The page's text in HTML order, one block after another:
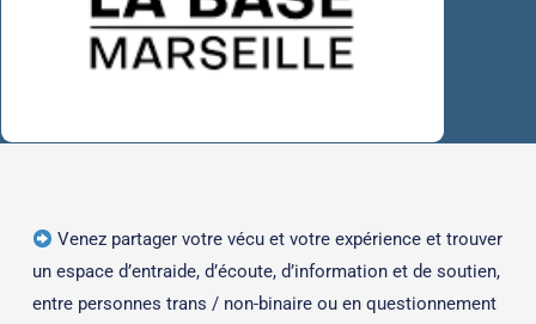
Venez partager votre vécu et votre expérience et trouver
un espace d’entraide, d’écoute, d’information et de soutien,
entre personnes trans / non-binaire ou en questionnement